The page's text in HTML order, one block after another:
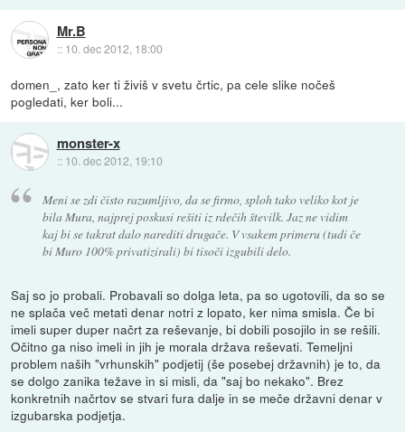
Mr.B
:: 10. dec 2012, 18:00
domen_, zato ker ti živiš v svetu črtic, pa cele slike nočeš
pogledati, ker boli...
monster-x
:: 10. dec 2012, 19:10
Meni se zdi čisto razumljivo, da se firmo, sploh tako veliko kot je
bila Mura, najprej poskusi rešiti iz rdečih številk. Jaz ne vidim
kaj bi se takrat dalo narediti drugače. V vsakem primeru (tudi če
bi Muro 100% privatizirali) bi tisoči izgubili delo.
Saj so jo probali. Probavali so dolga leta, pa so ugotovili, da so se
ne splača več metati denar notri z lopato, ker nima smisla. Če bi
imeli super duper načrt za reševanje, bi dobili posojilo in se rešili.
Očitno ga niso imeli in jih je morala država reševati. Temeljni
problem naših "vrhunskih" podjetij (še posebej državnih) je to, da
se dolgo zanika težave in si misli, da "saj bo nekako". Brez
konkretnih načrtov se stvari fura dalje in se meče državni denar v
izgubarska podjetja.